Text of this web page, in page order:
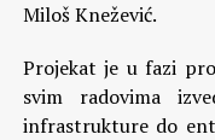
Miloš Knežević.
Projekat je u fazi
svim radovima
infrastrukture do